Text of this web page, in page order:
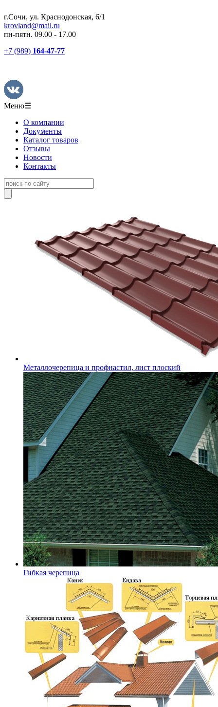
г.Сочи, ул. Краснодонская, 6/1
krovland@mail.ru
пн-пятн. 09.00 - 17.00
+7 (989) 164-47-77
Меню☰
О компании
Документы
Каталог товаров
Отзывы
Новости
Контакты
Металлочерепица и профнастил, лист плоский
Гибкая черепица